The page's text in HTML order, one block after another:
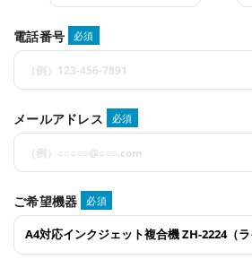
電話番号 必須
メールアドレス 必須
ご希望機器 必須